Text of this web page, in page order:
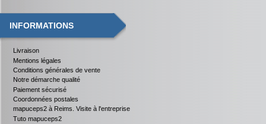
INFORMATIONS
Livraison
Mentions légales
Conditions générales de vente
Notre démarche qualité
Paiement sécurisé
Coordonnées postales
mapuceps2 à Reims. Visite à l'entreprise
Tuto mapuceps2